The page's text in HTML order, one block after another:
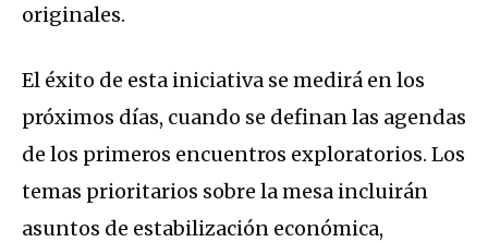
originales.
El éxito de esta iniciativa se medirá en los
próximos días, cuando se definan las agendas
de los primeros encuentros exploratorios. Los
temas prioritarios sobre la mesa incluirán
asuntos de estabilización económica,